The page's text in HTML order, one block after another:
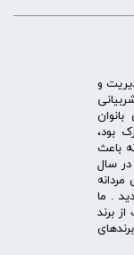
مدیریت و
بود،
باعث
در سال
. ما
برند